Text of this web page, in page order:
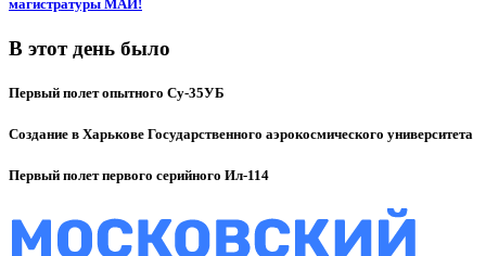
магистратуры МАИ!
В этот день было
Первый полет опытного Су-35УБ
Создание в Харькове Государственного аэрокосмического университета
Первый полет первого серийного Ил-114